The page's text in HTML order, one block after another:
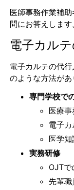
医師事務作業補
問にお答えします
電子カル
電子カルテの代
のような方法があ
専門学校で
医療
電子
医学
実務研修
OJTで
先輩